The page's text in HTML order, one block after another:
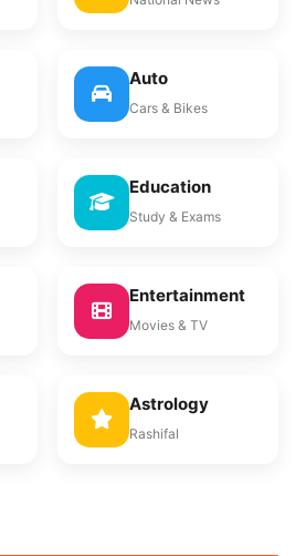
Auto
Cars & Bikes
Education
Study & Exams
Entertainment
Movies & TV
Astrology
Rashifal